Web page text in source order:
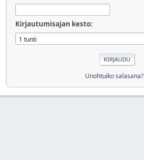
Kirjautumisajan kesto:
Unohtuiko salasana?